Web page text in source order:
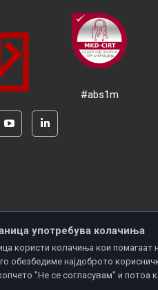
#abs1m
© 2026 Developed by Unet . All
употребува колачиња
користи колачиња кои помагаат
обезбедиме најдоброто
"Не се согласувам" и потоа